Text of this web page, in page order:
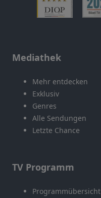
Mediathek
Mehr entdecken
Exklusiv
Genres
Alle Sendungen
Letzte Chance
TV Programm
Programmübersicht